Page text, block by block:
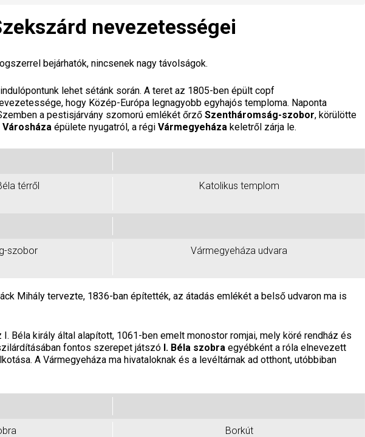
nevezetességei
bejárhatók, nincsenek nagy távolságok.
lehet sétánk során. A teret az 1805-ben épült copf
hogy Közép-Európa legnagyobb egyhajós temploma. Naponta
a pestisjárvány szomorú emlékét őrző Szentháromság-szobor, körülötte
Városháza épülete nyugatról, a régi Vármegyeháza keletről zárja le.
térről Katolikus templom
szobor Vármegyeháza udvara
Mihály tervezte, 1836-ban építették, az átadás emlékét a belső udvaron ma is
Béla király által alapított, 1061-ben emelt monostor romjai, mely köré rendház és
fontos szerepet játszó I. Béla szobra egyébként a róla elnevezett
A Vármegyeháza ma hivataloknak és a levéltárnak ad otthont, utóbbiban
Borkút